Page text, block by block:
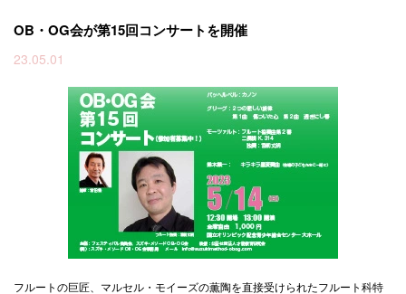
OB・OG会が第15回コンサートを開催
23.05.01
フルートの巨匠、マルセル・モイーズの薫陶を直接受けられたフルート科特